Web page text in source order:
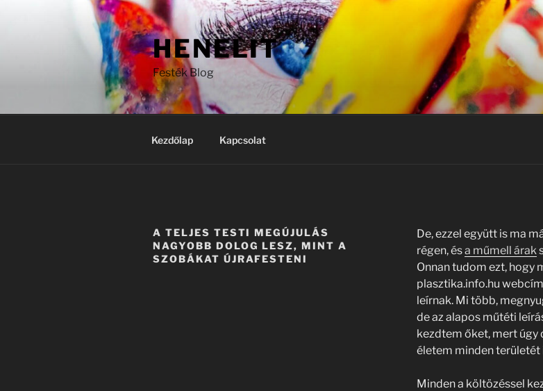
HENELIT
Festék Blog
Kezdőlap Kapcsolat
A TELJES TESTI MEGÚJULÁS
NAGYOBB DOLOG LESZ, MINT A
SZOBÁKAT ÚJRAFESTENI
De, ezzel együtt is ma
régen, ésa műmell árak
Onnan tudom ezt, hogy
plasztika.info.hu
leírnak. Mi több,
de az alapos műtéti
kezdtem őket, mert
életem minden területét
Minden a költözéssel